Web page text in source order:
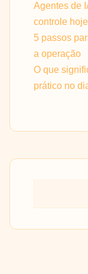
Agentes de
controle hoje
5 passos
a operação
O que
prático no